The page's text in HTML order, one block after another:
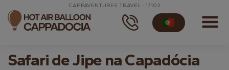
CAPPAVENTURES TRAVEL - 17102
Safari de Jipe na Capadócia